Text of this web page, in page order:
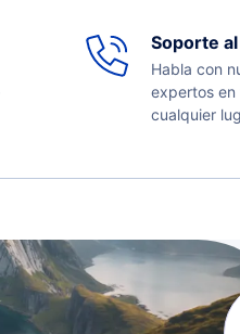
Soporte
Habla con
expertos en
cualquier